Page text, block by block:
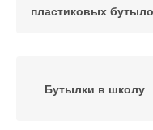
пластиковых
Бутылки в школу